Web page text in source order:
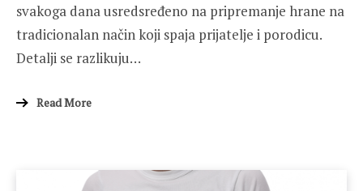
svakoga dana usredsređeno na pripremanje hrane na
tradicionalan način koji spaja prijatelje i porodicu.
Detalji se razlikuju…
Read More